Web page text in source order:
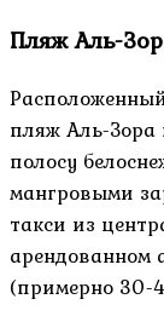
Пляж Аль-
пляж Аль-Зора
полосу
мангровыми
такси из
арендованном
(примерно 30-